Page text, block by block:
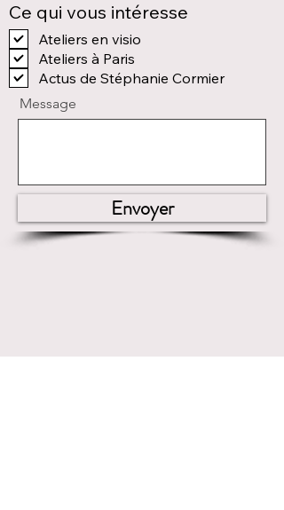
Ce qui vous intéresse
Ateliers en visio
Ateliers à Paris
Actus de Stéphanie Cormier
Message
Envoyer